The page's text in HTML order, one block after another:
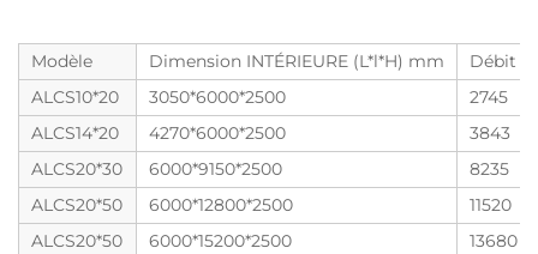
Modèle Dimension INTÉRIEURE (L*l*H) mm
Débit
ALCS10*20
3050*6000*2500
2745
ALCS14*20
4270*6000*2500
3843
ALCS20*30
6000*9150*2500
8235
ALCS20*50
6000*12800*2500
11520
ALCS20*50
6000*15200*2500
13680